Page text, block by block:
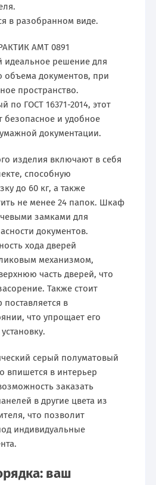
в разобранном виде.
АМТ 0891
идеальное решение для
объема документов, при
пространство.
по ГОСТ 16371-2014, этот
безопасное и удобное
документации.
изделия включают в себя
способную
до 60 кг, а также
не менее 24 папок. Шкаф
замками для
документов.
хода дверей
механизмом,
часть дверей, что
Также стоит
поставляется в
что упрощает его
серый полуматовый
впишется в интерьер
заказать
в другие цвета из
что позволит
индивидуальные
ваш